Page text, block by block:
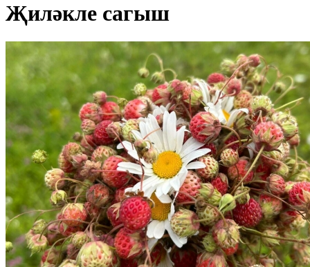
Җиләкле сагыш